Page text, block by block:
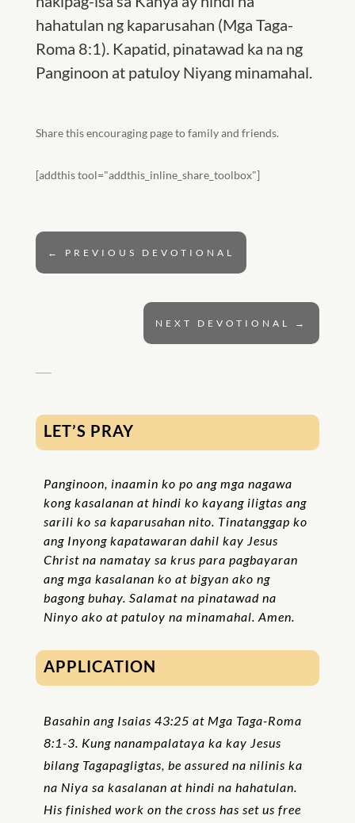
hahatulan ng kaparusahan (Mga Taga-
Roma 8:1). Kapatid, pinatawad ka na ng
Panginoon at patuloy Niyang minamahal.
Share this encouraging page to family and friends.
[addthis tool="addthis_inline_share_toolbox"]
← PREVIOUS DEVOTIONAL
NEXT DEVOTIONAL →
LET’S PRAY
Panginoon, inaamin ko po ang mga nagawa
kong kasalanan at hindi ko kayang iligtas ang
sarili ko sa kaparusahan nito. Tinatanggap ko
ang Inyong kapatawaran dahil kay Jesus
Christ na namatay sa krus para pagbayaran
ang mga kasalanan ko at bigyan ako ng
bagong buhay. Salamat na pinatawad na
Ninyo ako at patuloy na minamahal. Amen.
APPLICATION
Basahin ang Isaias 43:25 at Mga Taga-Roma
8:1-3. Kung nanampalataya ka kay Jesus
bilang Tagapagligtas, be assured na nilinis ka
na Niya sa kasalanan at hindi na hahatulan.
His finished work on the cross has set us free